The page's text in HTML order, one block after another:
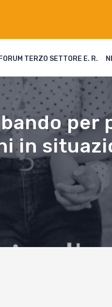
FORUM TERZO SETTORE E. R.
in